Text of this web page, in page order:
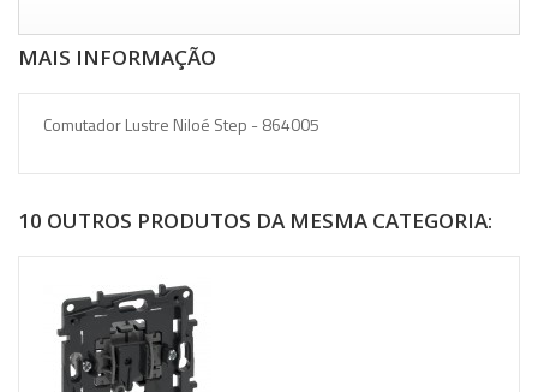
MAIS INFORMAÇÃO
Comutador Lustre Niloé Step - 864005
10 OUTROS PRODUTOS DA MESMA CATEGORIA: